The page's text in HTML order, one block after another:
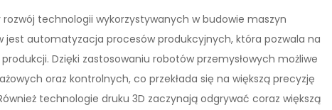
technologii wykorzystywanych w budowie maszyn
jest automatyzacja procesów produkcyjnych, która pozwala na
Dzięki zastosowaniu robotów przemysłowych możliwe
oraz kontrolnych, co przekłada się na większą precyzję
technologie druku 3D zaczynają odgrywać coraz większą